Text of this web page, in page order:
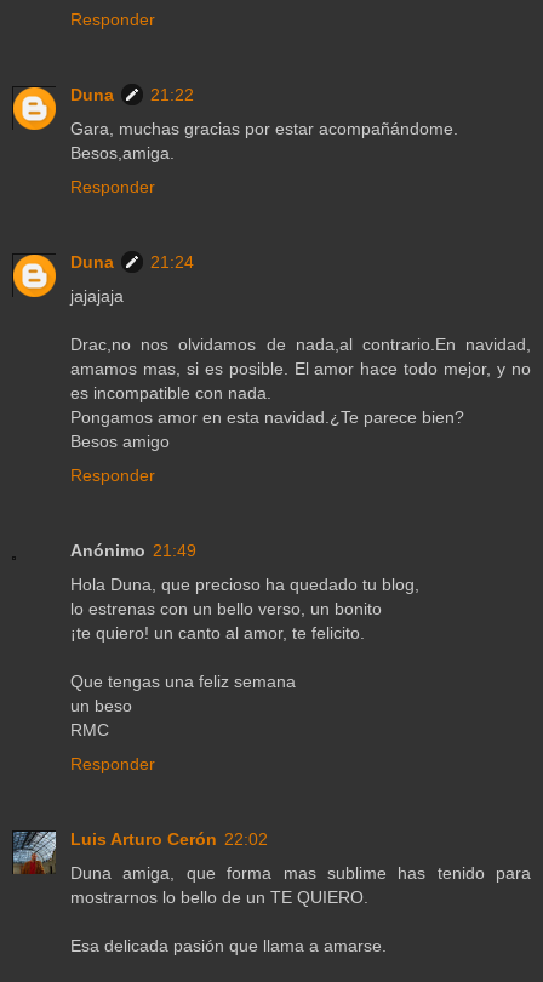
Responder
Duna
21:22
Gara, muchas gracias por estar acompañándome.
Besos,amiga.
Responder
Duna
21:24
jajajaja
Drac,no nos olvidamos de nada,al contrario.En navidad,
amamos mas, si es posible. El amor hace todo mejor, y no
es incompatible con nada.
Pongamos amor en esta navidad.¿Te parece bien?
Besos amigo
Responder
Anónimo 21:49
Hola Duna, que precioso ha quedado tu blog,
lo estrenas con un bello verso, un bonito
¡te quiero! un canto al amor, te felicito.
Que tengas una feliz semana
un beso
RMC
Responder
Luis Arturo Cerón 22:02
Duna amiga, que forma mas sublime has tenido para
mostrarnos lo bello de un TE QUIERO.
Esa delicada pasión que llama a amarse.